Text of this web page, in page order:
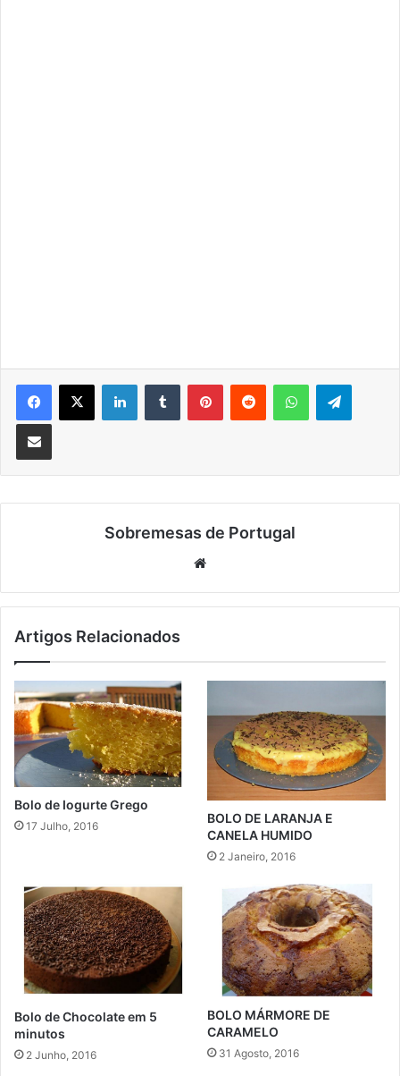
LinkedInTumblr PinterestReddit WhatsApp
Partilhar Via Email
Sobremesas de Portugal
Artigos Relacionados
Bolo de Iogurte Grego
17 Julho, 2016
BOLO DE LARANJA E
CANELA HUMIDO
2 Janeiro, 2016
Bolo de Chocolate em 5
minutos
2 Junho, 2016
BOLO MÁRMORE DE
CARAMELO
31 Agosto, 2016